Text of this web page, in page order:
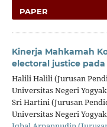
PAPER
Kinerja Mahkamah
electoral justice
Halili Halili (Jurusan
Universitas Negeri
Sri Hartini (Jurusan
Universitas Negeri